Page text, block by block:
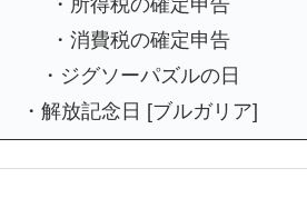
・所得税の確定申告
・消費税の確定申告
・ジグソーパズルの日
・解放記念日 [ブルガリア]